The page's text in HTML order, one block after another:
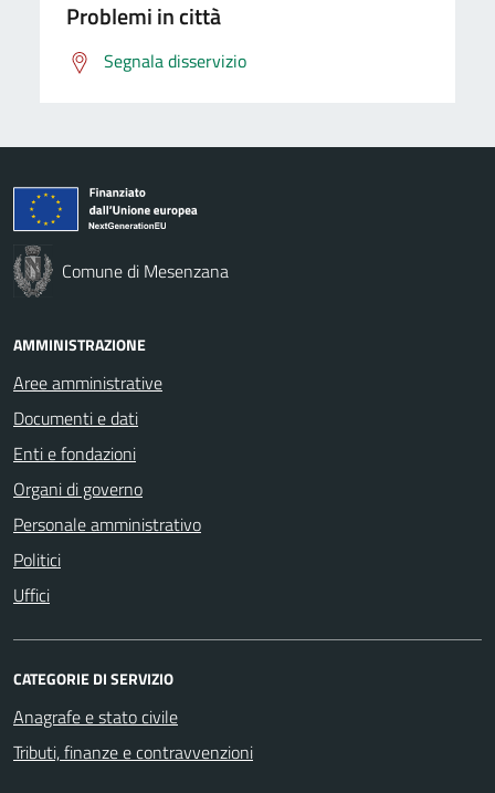
Problemi in città
Segnala disservizio
Comune di Mesenzana
AMMINISTRAZIONE
Aree amministrative
Documenti e dati
Enti e fondazioni
Organi di governo
Personale amministrativo
Politici
Uffici
CATEGORIE DI SERVIZIO
Anagrafe e stato civile
Tributi, finanze e contravvenzioni